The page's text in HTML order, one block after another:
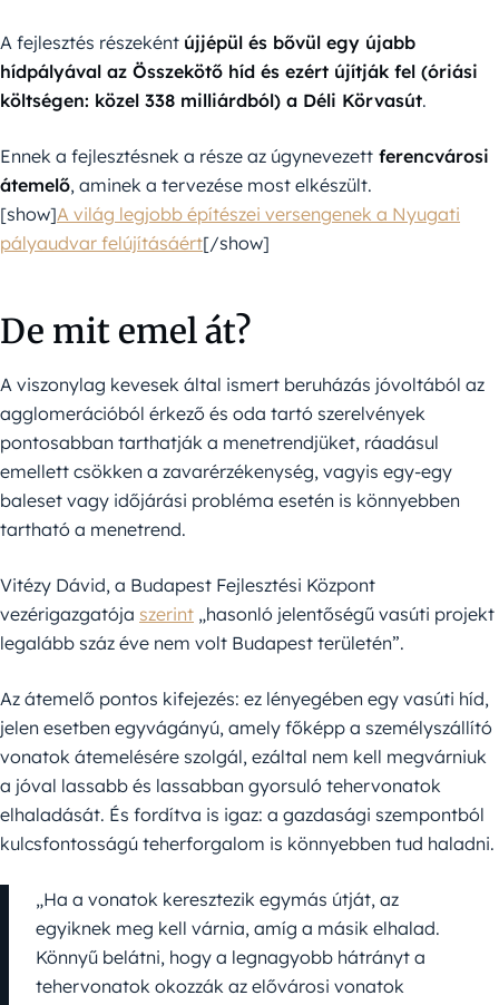
A fejlesztés részeként újjépül és bővül egy újabb
hídpályával az Összekötő híd és ezért újítják fel (óriási
költségen: közel 338 milliárdból) a Déli Körvasút.
Ennek a fejlesztésnek a része az úgynevezett ferencvárosi
átemelő, aminek a tervezése most elkészült.
[show]A világ legjobb építészei versengenek a Nyugati
pályaudvar felújításáért[/show]
De mit emel át?
A viszonylag kevesek által ismert beruházás jóvoltából az
agglomerációból érkező és oda tartó szerelvények
pontosabban tarthatják a menetrendjüket, ráadásul
emellett csökken a zavarérzékenység, vagyis egy-egy
baleset vagy időjárási probléma esetén is könnyebben
tartható a menetrend.
Vitézy Dávid, a Budapest Fejlesztési Központ
vezérigazgatója szerint „hasonló jelentőségű vasúti projekt
legalább száz éve nem volt Budapest területén”.
Az átemelő pontos kifejezés: ez lényegében egy vasúti híd,
jelen esetben egyvágányú, amely főképp a személyszállító
vonatok átemelésére szolgál, ezáltal nem kell megvárniuk
a jóval lassabb és lassabban gyorsuló tehervonatok
elhaladását. És fordítva is igaz: a gazdasági szempontból
kulcsfontosságú teherforgalom is könnyebben tud haladni.
„Ha a vonatok keresztezik egymás útját, az
egyiknek meg kell várnia, amíg a másik elhalad.
Könnyű belátni, hogy a legnagyobb hátrányt a
tehervonatok okozzák az elővárosi vonatok